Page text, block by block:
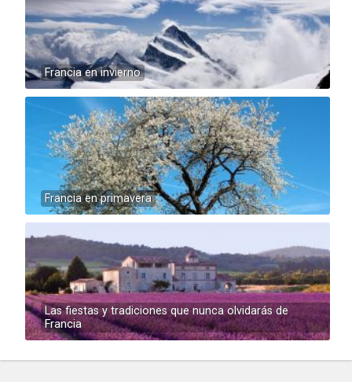
Francia en invierno
Francia en primavera
Las fiestas y tradiciones que nunca olvidarás de
Francia